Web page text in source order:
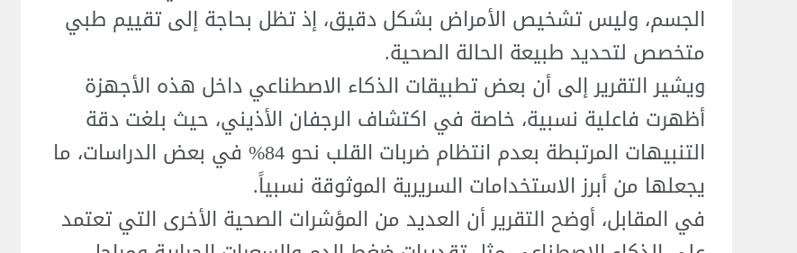
الجسم، وليس تشخيص الأمراض بشكل دقيق، إذ تظل بحاجة إلى تقييم طبي
متخصص لتحديد طبيعة الحالة الصحية.
ويشير التقرير إلى أن بعض تطبيقات الذكاء الاصطناعي داخل هذه الأجهزة
أظهرت فاعلية نسبية، خاصة في اكتشاف الرجفان الأذيني، حيث بلغت دقة
التنبيهات المرتبطة بعدم انتظام ضربات القلب نحو 84% في بعض الدراسات، ما
يجعلها من أبرز الاستخدامات السريرية الموثوقة نسبياً.
في المقابل، أوضح التقرير أن العديد من المؤشرات الصحية الأخرى التي تعتمد